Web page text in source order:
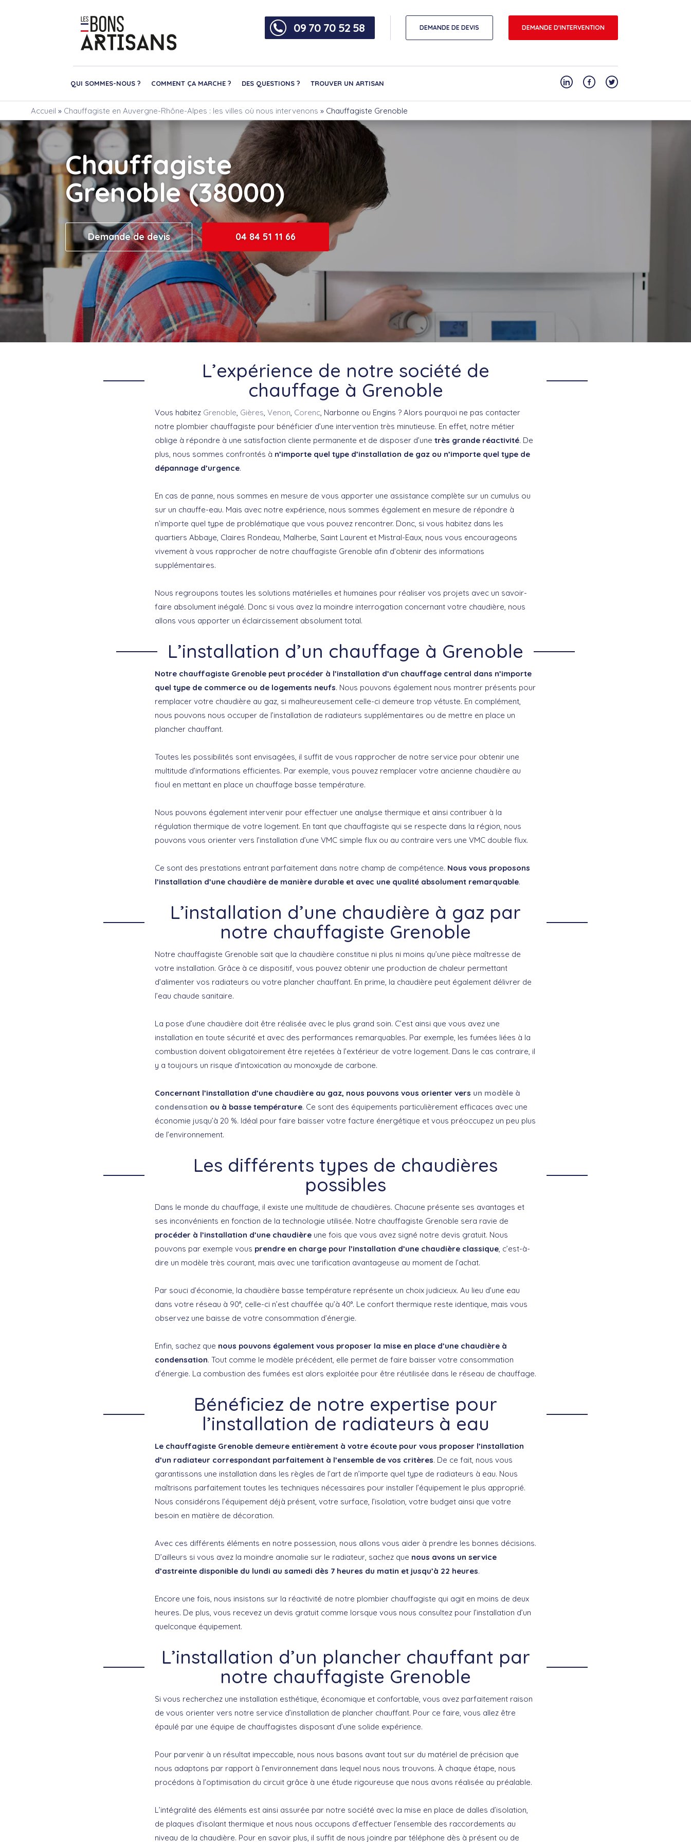
09 70 70 52 58 DEMANDE DE DEVIS DEMANDE D'INTERVENTION
QUI SOMMES-NOUS ? COMMENT ÇA MARCHE ? DES QUESTIONS ? TROUVER UN ARTISAN
Accueil » Chauffagiste en Auvergne-Rhône-Alpes : les villes où nous intervenons » Chauffagiste Grenoble
Chauffagiste
Grenoble (38000)
Demande de devis 04 84 51 11 66
L’expérience de notre société de
chauffage à Grenoble
Vous habitez Grenoble, Gières, Venon, Corenc, Narbonne ou Engins ? Alors pourquoi ne pas contacter
notre plombier chauffagiste pour bénéficier d’une intervention très minutieuse. En effet, notre métier
oblige à répondre à une satisfaction cliente permanente et de disposer d’une très grande réactivité. De
plus, nous sommes confrontés à n’importe quel type d’installation de gaz ou n’importe quel type de
dépannage d’urgence.
En cas de panne, nous sommes en mesure de vous apporter une assistance complète sur un cumulus ou
sur un chauffe-eau. Mais avec notre expérience, nous sommes également en mesure de répondre à
n’importe quel type de problématique que vous pouvez rencontrer. Donc, si vous habitez dans les
quartiers Abbaye, Claires Rondeau, Malherbe, Saint Laurent et Mistral-Eaux, nous vous encourageons
vivement à vous rapprocher de notre chauffagiste Grenoble afin d’obtenir des informations
supplémentaires.
Nous regroupons toutes les solutions matérielles et humaines pour réaliser vos projets avec un savoir-
faire absolument inégalé. Donc si vous avez la moindre interrogation concernant votre chaudière, nous
allons vous apporter un éclaircissement absolument total.
L’installation d’un chauffage à Grenoble
Notre chauffagiste Grenoble peut procéder à l’installation d’un chauffage central dans n’importe
quel type de commerce ou de logements neufs. Nous pouvons également nous montrer présents pour
remplacer votre chaudière au gaz, si malheureusement celle-ci demeure trop vétuste. En complément,
nous pouvons nous occuper de l’installation de radiateurs supplémentaires ou de mettre en place un
plancher chauffant.
Toutes les possibilités sont envisagées, il suffit de vous rapprocher de notre service pour obtenir une
multitude d’informations efficientes. Par exemple, vous pouvez remplacer votre ancienne chaudière au
fioul en mettant en place un chauffage basse température.
Nous pouvons également intervenir pour effectuer une analyse thermique et ainsi contribuer à la
régulation thermique de votre logement. En tant que chauffagiste qui se respecte dans la région, nous
pouvons vous orienter vers l’installation d’une VMC simple flux ou au contraire vers une VMC double flux.
Ce sont des prestations entrant parfaitement dans notre champ de compétence. Nous vous proposons
l’installation d’une chaudière de manière durable et avec une qualité absolument remarquable.
L’installation d’une chaudière à gaz par
notre chauffagiste Grenoble
Notre chauffagiste Grenoble sait que la chaudière constitue ni plus ni moins qu’une pièce maîtresse de
votre installation. Grâce à ce dispositif, vous pouvez obtenir une production de chaleur permettant
d’alimenter vos radiateurs ou votre plancher chauffant. En prime, la chaudière peut également délivrer de
l’eau chaude sanitaire.
La pose d’une chaudière doit être réalisée avec le plus grand soin. C’est ainsi que vous avez une
installation en toute sécurité et avec des performances remarquables. Par exemple, les fumées liées à la
combustion doivent obligatoirement être rejetées à l’extérieur de votre logement. Dans le cas contraire, il
y a toujours un risque d’intoxication au monoxyde de carbone.
Concernant l’installation d’une chaudière au gaz, nous pouvons vous orienter vers un modèle à
condensation ou à basse température. Ce sont des équipements particulièrement efficaces avec une
économie jusqu’à 20 %. Idéal pour faire baisser votre facture énergétique et vous préoccupez un peu plus
de l’environnement.
Les différents types de chaudières
possibles
Dans le monde du chauffage, il existe une multitude de chaudières. Chacune présente ses avantages et
ses inconvénients en fonction de la technologie utilisée. Notre chauffagiste Grenoble sera ravie de
procéder à l’installation d’une chaudière une fois que vous avez signé notre devis gratuit. Nous
pouvons par exemple vous prendre en charge pour l’installation d’une chaudière classique, c’est-à-
dire un modèle très courant, mais avec une tarification avantageuse au moment de l’achat.
Par souci d’économie, la chaudière basse température représente un choix judicieux. Au lieu d’une eau
dans votre réseau à 90°, celle-ci n’est chauffée qu’à 40°. Le confort thermique reste identique, mais vous
observez une baisse de votre consommation d’énergie.
Enfin, sachez que nous pouvons également vous proposer la mise en place d’une chaudière à
condensation. Tout comme le modèle précédent, elle permet de faire baisser votre consommation
d’énergie. La combustion des fumées est alors exploitée pour être réutilisée dans le réseau de chauffage.
Bénéficiez de notre expertise pour
l’installation de radiateurs à eau
Le chauffagiste Grenoble demeure entièrement à votre écoute pour vous proposer l’installation
d’un radiateur correspondant parfaitement à l’ensemble de vos critères. De ce fait, nous vous
garantissons une installation dans les règles de l’art de n’importe quel type de radiateurs à eau. Nous
maîtrisons parfaitement toutes les techniques nécessaires pour installer l’équipement le plus approprié.
Nous considérons l’équipement déjà présent, votre surface, l’isolation, votre budget ainsi que votre
besoin en matière de décoration.
Avec ces différents éléments en notre possession, nous allons vous aider à prendre les bonnes décisions.
D’ailleurs si vous avez la moindre anomalie sur le radiateur, sachez que nous avons un service
d’astreinte disponible du lundi au samedi dès 7 heures du matin et jusqu’à 22 heures.
Encore une fois, nous insistons sur la réactivité de notre plombier chauffagiste qui agit en moins de deux
heures. De plus, vous recevez un devis gratuit comme lorsque vous nous consultez pour l’installation d’un
quelconque équipement.
L’installation d’un plancher chauffant par
notre chauffagiste Grenoble
Si vous recherchez une installation esthétique, économique et confortable, vous avez parfaitement raison
de vous orienter vers notre service d’installation de plancher chauffant. Pour ce faire, vous allez être
épaulé par une équipe de chauffagistes disposant d’une solide expérience.
Pour parvenir à un résultat impeccable, nous nous basons avant tout sur du matériel de précision que
nous adaptons par rapport à l’environnement dans lequel nous nous trouvons. À chaque étape, nous
procédons à l’optimisation du circuit grâce à une étude rigoureuse que nous avons réalisée au préalable.
L’intégralité des éléments est ainsi assurée par notre société avec la mise en place de dalles d’isolation,
de plaques d’isolant thermique et nous nous occupons d’effectuer l’ensemble des raccordements au
niveau de la chaudière. Pour en savoir plus, il suffit de nous joindre par téléphone dès à présent ou de